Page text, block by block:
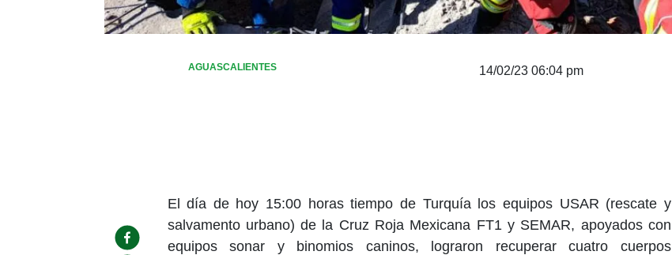
AGUASCALIENTES 14/02/23 06:04 pm
El día de hoy 15:00 horas tiempo de Turquía los equipos USAR (rescate y
salvamento urbano) de la Cruz Roja Mexicana FT1 y SEMAR, apoyados con
equipos sonar y binomios caninos, lograron recuperar cuatro cuerpos